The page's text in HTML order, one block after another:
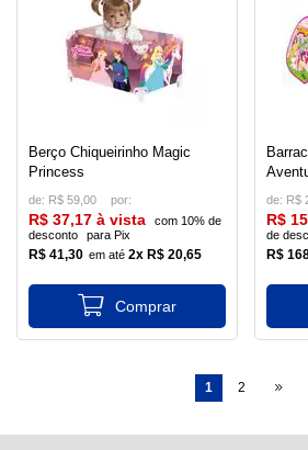
Berço Chiqueirinho Magic
Princess
de: R$ 59,00
R$ 41,30 2x R$ 20,65
R$ 37,17 à vista
com 10% de
desconto
para Pix
de: R$
R$
R$
de
1 2